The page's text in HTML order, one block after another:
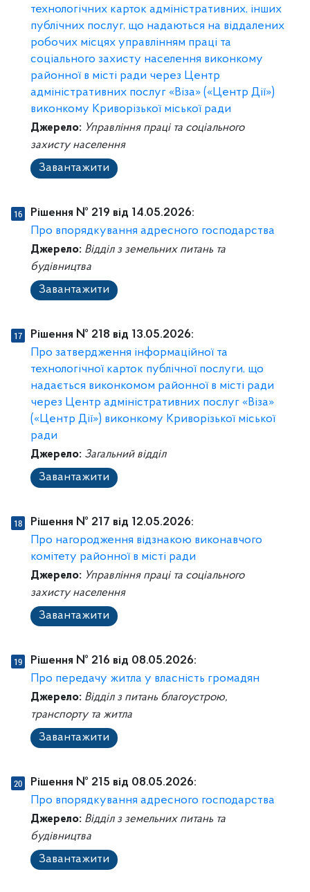
технологічних карток адміністративних, інших
публічних послуг, що надаються на віддалених
робочих місцях управлінням праці та
соціального захисту населення виконкому
районної в місті ради через Центр
адміністративних послуг «Віза» («Центр Дії»)
виконкому Криворізької міської ради
Джерело: Управління праці та соціального
захисту населення
Завантажити
Рішення № 219 від 14.05.2026:
Про впорядкування адресного господарства
Джерело: Відділ з земельних питань та
будівництва
Завантажити
Рішення № 218 від 13.05.2026:
Про затвердження інформаційної та
технологічної карток публічної послуги, що
надається виконкомом районної в місті ради
через Центр адміністративних послуг «Віза»
(«Центр Дії») виконкому Криворізької міської
ради
Джерело: Загальний відділ
Завантажити
Рішення № 217 від 12.05.2026:
Про нагородження відзнакою виконавчого
комітету районної в місті ради
Джерело: Управління праці та соціального
захисту населення
Завантажити
Рішення № 216 від 08.05.2026:
Про передачу житла у власність громадян
Джерело: Відділ з питань благоустрою,
транспорту та житла
Завантажити
Рішення № 215 від 08.05.2026:
Про впорядкування адресного господарства
Джерело: Відділ з земельних питань та
будівництва
Завантажити